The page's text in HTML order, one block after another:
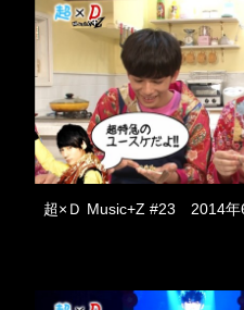
超×Ｄ Music+Z #23 2014年